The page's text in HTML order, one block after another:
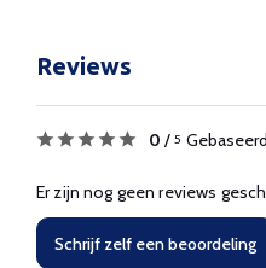
Reviews
0 / 5
Er zijn nog geen reviews
Schrijf zelf een beoordeling